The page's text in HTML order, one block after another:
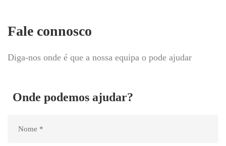
Fale connosco
Diga-nos onde é que a nossa equipa o pode ajudar
Onde podemos ajudar?